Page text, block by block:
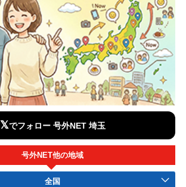
𝕏でフォロー 号外NET 埼玉
号外NET他の地域
全国